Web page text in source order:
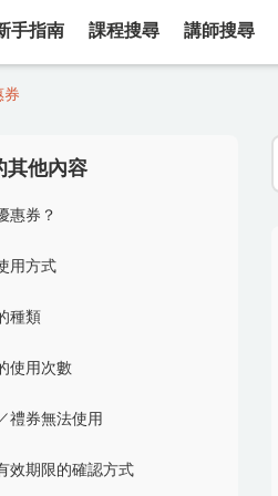
手指南 課程搜尋 講師搜尋
券
其他內容
惠券？
用方式
種類
使用次數
禮券無法使用
效期限的確認方式